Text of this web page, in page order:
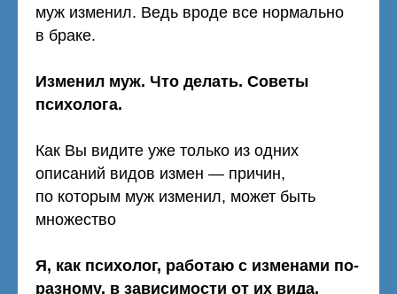
муж изменил. Ведь вроде все нормально
в браке.
Изменил муж. Что делать. Советы
психолога.
Как Вы видите уже только из одних
описаний видов измен — причин,
по которым муж изменил, может быть
множество
Я, как психолог, работаю с изменами по-
разному, в зависимости от их вида.